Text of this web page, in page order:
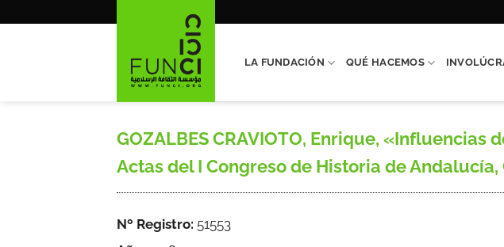
LA FUNDACIÓN QUÉ HACEMOS
GOZALBES CRAVIOTO, Enrique,
Actas del I Congreso de Historia de Andalucía,
Nº Registro: 51553